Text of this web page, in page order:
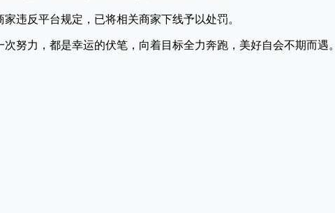
违反平台规定，已将相关商家下线予以处罚。
努力，都是幸运的伏笔，向着目标全力奔跑，美好自会不期而遇。